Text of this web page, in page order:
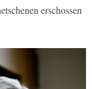
erschossen